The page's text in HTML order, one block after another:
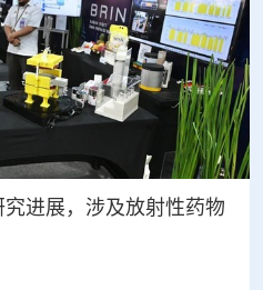
进展，涉及放射性药物